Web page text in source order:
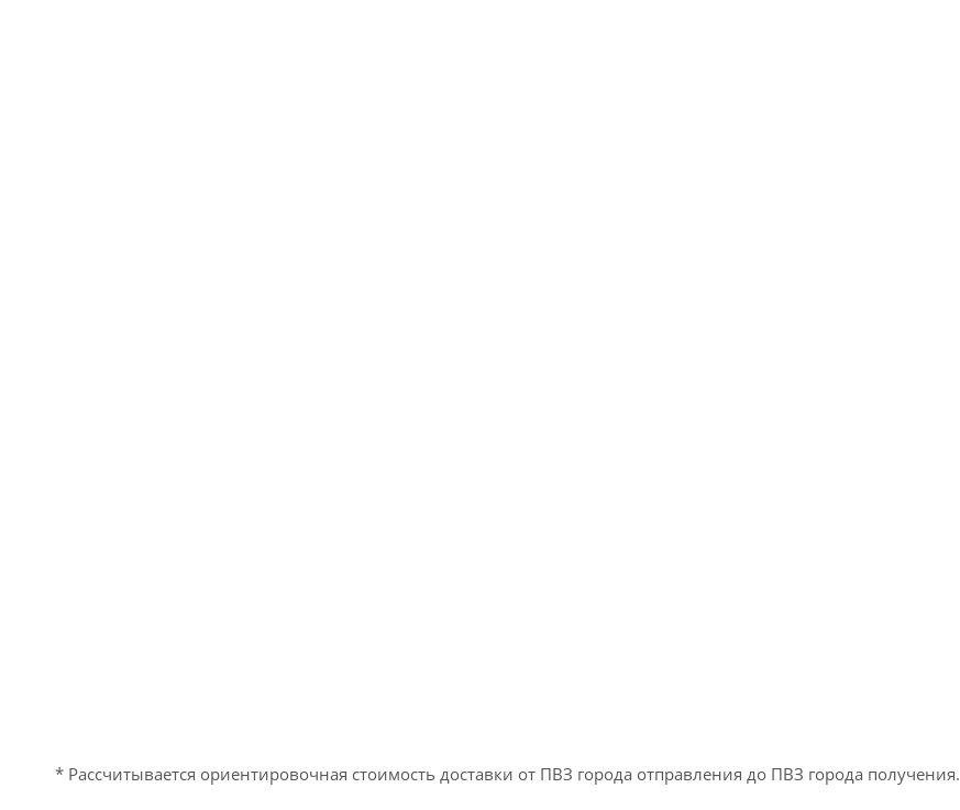
* Рассчитывается ориентировочная стоимость доставки от ПВЗ города отправления до ПВЗ города получения.